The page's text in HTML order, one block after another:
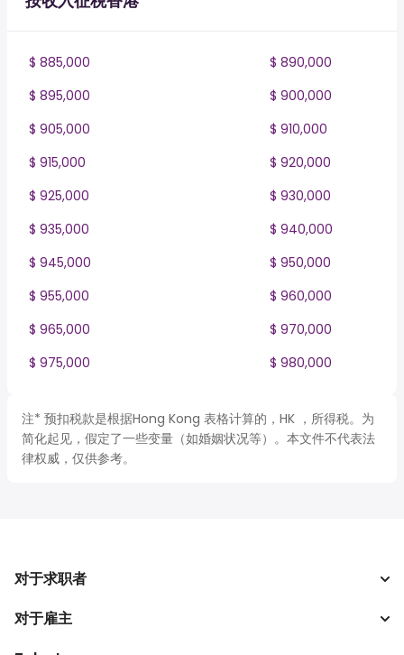
$ 885,000
$ 890,000
$ 895,000
$ 900,000
$ 905,000
$ 910,000
$ 915,000
$ 920,000
$ 925,000
$ 930,000
$ 935,000
$ 940,000
$ 945,000
$ 950,000
$ 955,000
$ 960,000
$ 965,000
$ 970,000
$ 975,000
$ 980,000
注* 预扣税款是根据Hong Kong 表格计算的，HK ，所得税。为
简化起见，假定了一些变量（如婚姻状况等）。本文件不代表法
律权威，仅供参考。
对于求职者
搜索工作
对于雇主